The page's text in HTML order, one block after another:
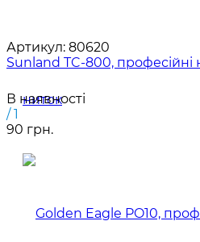
Артикул: 80620
Sunland TC-800, професійні
В наявності
/ 1
90 грн.